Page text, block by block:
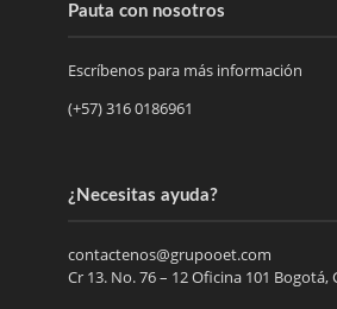
Pauta con nosotros
Escríbenos para más información
(+57) 316 0186961
¿Necesitas ayuda?
contactenos@grupooet.com
Cr 13. No. 76 – 12 Oficina 101 Bogotá,